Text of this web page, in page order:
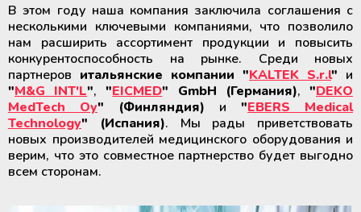
В этом году наша компания заключила соглашения с
несколькими ключевыми компаниями, что позволило
нам расширить ассортимент продукции и повысить
конкурентоспособность на рынке. Среди новых
партнеров итальянские компании "KALTEK S.r.l" и
"M&G INT'L","EICMED" GmbH (Германия),"DEKO
MedTech Oy" (Финляндия) и "EBERS Medical
Technology" (Испания). Мы рады приветствовать
новых производителей медицинского оборудования и
верим, что это совместное партнерство будет выгодно
всем сторонам.